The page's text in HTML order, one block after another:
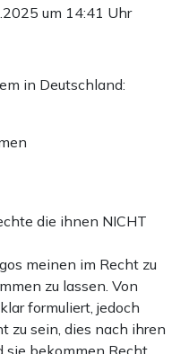
um 14:41 Uhr
in Deutschland:
die ihnen NICHT
meinen im Recht zu
zu lassen. Von
formuliert, jedoch
zu sein, dies nach ihren